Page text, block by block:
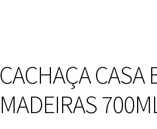
CACHAÇA CASA
MADEIRAS